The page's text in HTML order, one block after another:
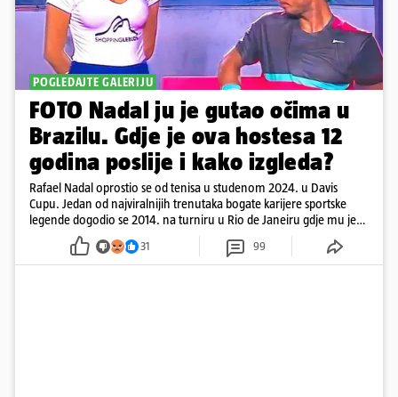
POGLEDAJTE GALERIJU
FOTO Nadal ju je gutao očima u
Brazilu. Gdje je ova hostesa 12
godina poslije i kako izgleda?
Rafael Nadal oprostio se od tenisa u studenom 2024. u Davis
Cupu. Jedan od najviralnijih trenutaka bogate karijere sportske
legende dogodio se 2014. na turniru u Rio de Janeiru gdje mu je
pažnju odvlačila ljepotica iza klupe
31 99